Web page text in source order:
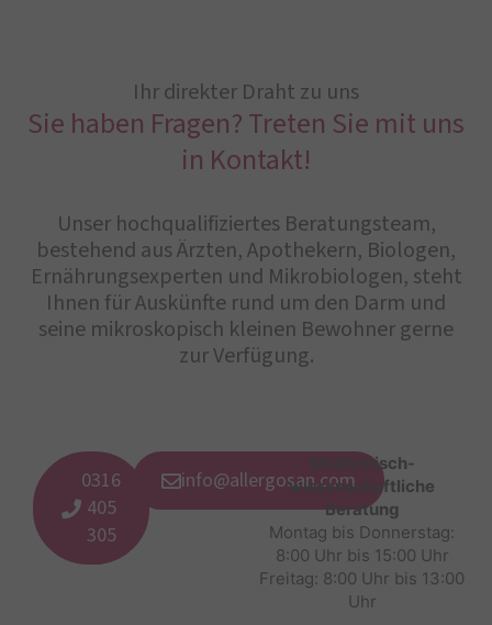
Ihr direkter Draht zu uns
Sie haben Fragen? Treten Sie mit uns
in Kontakt!
Unser hochqualifiziertes Beratungsteam,
bestehend aus Ärzten, Apothekern, Biologen,
Ernährungsexperten und Mikrobiologen, steht
Ihnen für Auskünfte rund um den Darm und
seine mikroskopisch kleinen Bewohner gerne
zur Verfügung.
0316
405
305
info@allergosan.com
Medizinisch-
wissenschaftliche
Beratung
Montag bis Donnerstag:
8:00 Uhr bis 15:00 Uhr
Freitag: 8:00 Uhr bis 13:00
Uhr